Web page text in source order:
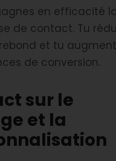
en efficacité
de contact. Tu
et tu
de conversion.
sur le
et la